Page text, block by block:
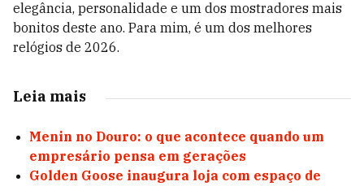
elegância, personalidade e um dos mostradores mais
bonitos deste ano. Para mim, é um dos melhores
relógios de 2026.
Leia mais
Menin no Douro: o que acontece quando um
empresário pensa em gerações
Golden Goose inaugura loja com espaço de